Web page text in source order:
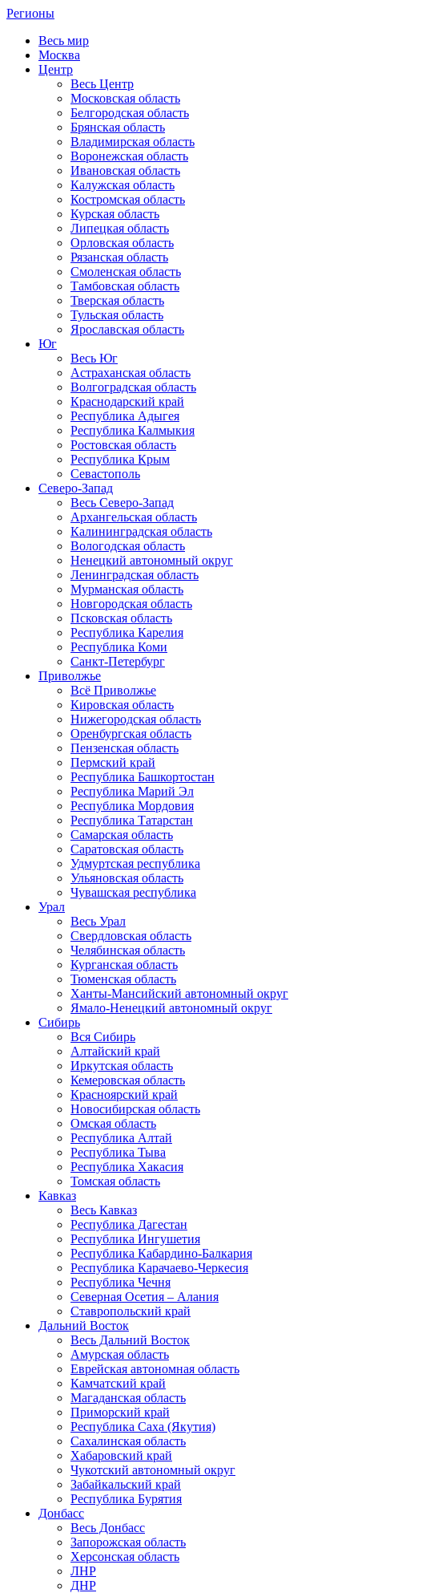
Регионы
Весь мир
Москва
Центр
Весь Центр
Московская область
Белгородская область
Брянская область
Владимирская область
Воронежская область
Ивановская область
Калужская область
Костромская область
Курская область
Липецкая область
Орловская область
Рязанская область
Смоленская область
Тамбовская область
Тверская область
Тульская область
Ярославская область
Юг
Весь Юг
Астраханская область
Волгоградская область
Краснодарский край
Республика Адыгея
Республика Калмыкия
Ростовская область
Республика Крым
Севастополь
Северо-Запад
Весь Северо-Запад
Архангельская область
Калининградская область
Вологодская область
Ненецкий автономный округ
Ленинградская область
Мурманская область
Новгородская область
Псковская область
Республика Карелия
Республика Коми
Санкт-Петербург
Приволжье
Всё Приволжье
Кировская область
Нижегородская область
Оренбургская область
Пензенская область
Пермский край
Республика Башкортостан
Республика Марий Эл
Республика Мордовия
Республика Татарстан
Самарская область
Саратовская область
Удмуртская республика
Ульяновская область
Чувашская республика
Урал
Весь Урал
Свердловская область
Челябинская область
Курганская область
Тюменская область
Ханты-Мансийский автономный округ
Ямало-Ненецкий автономный округ
Сибирь
Вся Сибирь
Алтайский край
Иркутская область
Кемеровская область
Красноярский край
Новосибирская область
Омская область
Республика Алтай
Республика Тыва
Республика Хакасия
Томская область
Кавказ
Весь Кавказ
Республика Дагестан
Республика Ингушетия
Республика Кабардино-Балкария
Республика Карачаево-Черкесия
Республика Чечня
Северная Осетия – Алания
Ставропольский край
Дальний Восток
Весь Дальний Восток
Амурская область
Еврейская автономная область
Камчатский край
Магаданская область
Приморский край
Республика Саха (Якутия)
Сахалинская область
Хабаровский край
Чукотский автономный округ
Забайкальский край
Республика Бурятия
Донбасс
Весь Донбасс
Запорожская область
Херсонская область
ЛНР
ДНР